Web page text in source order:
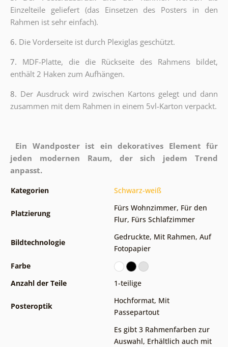
Einzelteile geliefert (das Einsetzen des Posters in den
Rahmen ist sehr einfach).
6. Die Vorderseite ist durch Plexiglas geschützt.
7. MDF-Platte, die die Rückseite des Rahmens bildet,
enthält 2 Haken zum Aufhängen.
8. Der Ausdruck wird zwischen Kartons gelegt und dann
zusammen mit dem Rahmen in einem 5vl-Karton verpackt.
Ein Wandposter ist ein dekoratives Element für
jeden modernen Raum, der sich jedem Trend
anpasst.
Kategorien Schwarz-weiß
Platzierung
Fürs Wohnzimmer, Für den
Flur, Fürs Schlafzimmer
Bildtechnologie
Gedruckte, Mit Rahmen, Auf
Fotopapier
Farbe
Anzahl der Teile
1-teilige
Posteroptik
Hochformat, Mit
Passepartout
Es gibt 3 Rahmenfarben zur
Auswahl, Erhältlich auch mit